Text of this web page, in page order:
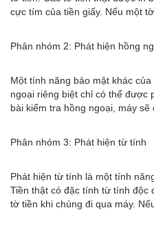
cực tím của tiền giấy. Nếu một
Phân nhóm 2: Phát hiện hồng
Một tính năng bảo mật khác
ngoại riêng biệt chỉ có thể được
bài kiểm tra hồng ngoại, máy sẽ
Phân nhóm 3: Phát hiện từ tính
Phát hiện từ tính là một tính
Tiền thật có đặc tính từ tính độc
tờ tiền khi chúng đi qua máy.